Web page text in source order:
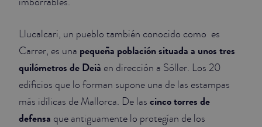
Llucalcari, un pueblo también conocido como es
Carrer, es una pequeña población situada a unos tres
quilómetros de Deià en dirección a Sóller. Los 20
edificios que lo forman supone una de las estampas
más idílicas de Mallorca. De las cinco torres de
defensa que antiguamente lo protegían de los
SUITE